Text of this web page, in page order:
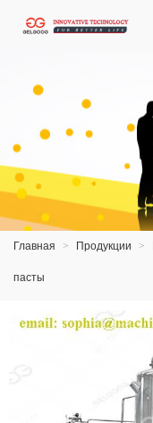
Главная > Продукции >
пасты